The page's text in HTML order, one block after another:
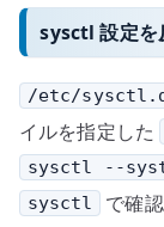
sysctl 設定を
/etc/
イルを指定した
sysctl --
sysctl で確認